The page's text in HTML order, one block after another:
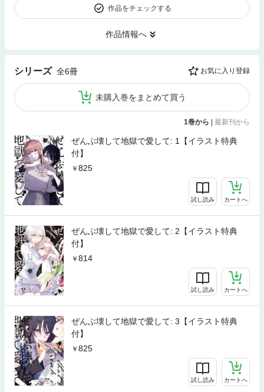
作品をチェックする
作品情報へ
シリーズ 全6冊 お気に入り登録
未購入巻をまとめて買う
1巻から | 最新刊から
ぜんぶ壊して地獄で愛して: 1【イラスト特典
付】
825
試し読み カートへ
ぜんぶ壊して地獄で愛して: 2【イラスト特典
付】
814
試し読み カートへ
ぜんぶ壊して地獄で愛して: 3【イラスト特典
付】
825
試し読み カートへ